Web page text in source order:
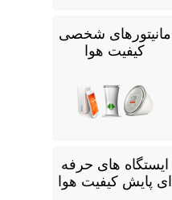
مانیتورهای شخصی
کیفیت هوا
ایستگاه های حرفه
ای پایش کیفیت هوا